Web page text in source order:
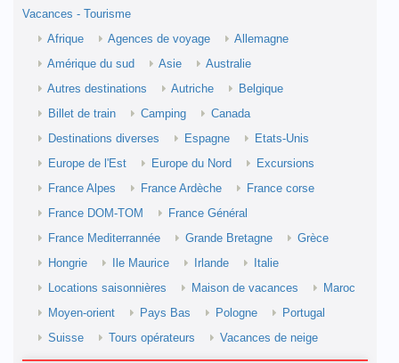
Vacances - Tourisme
Afrique
Agences de voyage
Allemagne
Amérique du sud
Asie
Australie
Autres destinations
Autriche
Belgique
Billet de train
Camping
Canada
Destinations diverses
Espagne
Etats-Unis
Europe de l'Est
Europe du Nord
Excursions
France Alpes
France Ardèche
France corse
France DOM-TOM
France Général
France Mediterrannée
Grande Bretagne
Grèce
Hongrie
Ile Maurice Irlande
Italie
Locations saisonnières
Maison de vacances
Maroc
Moyen-orient
Pays Bas Pologne
Portugal
Suisse
Tours opérateurs Vacances de neige